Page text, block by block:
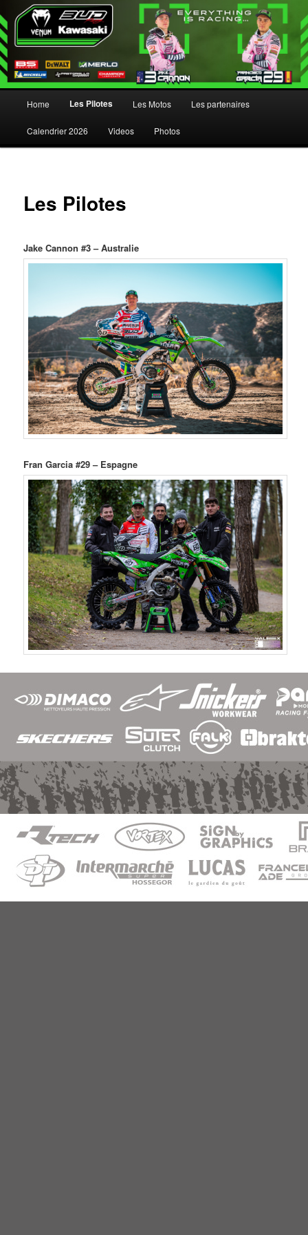
Aller au contenu principal
Aller au contenu secondaire
Home Les Pilotes Les Motos Les partenaires
Calendrier 2026 Videos Photos
Les Pilotes
Jake Cannon #3 – Australie
Fran Garcia #29 – Espagne